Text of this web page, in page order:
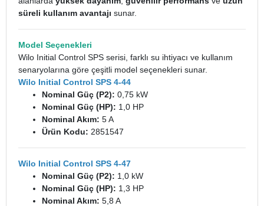
süreli kullanım avantajı sunar.
Model Seçenekleri
Wilo Initial Control SPS serisi, farklı su ihtiyacı ve kullanım
senaryolarına göre çeşitli model seçenekleri sunar.
Wilo Initial Control SPS 4-44
Nominal Güç (P2): 0,75 kW
Nominal Güç (HP): 1,0 HP
Nominal Akım: 5 A
Ürün Kodu: 2851547
Wilo Initial Control SPS 4-47
Nominal Güç (P2): 1,0 kW
Nominal Güç (HP): 1,3 HP
Nominal Akım: 5,8 A